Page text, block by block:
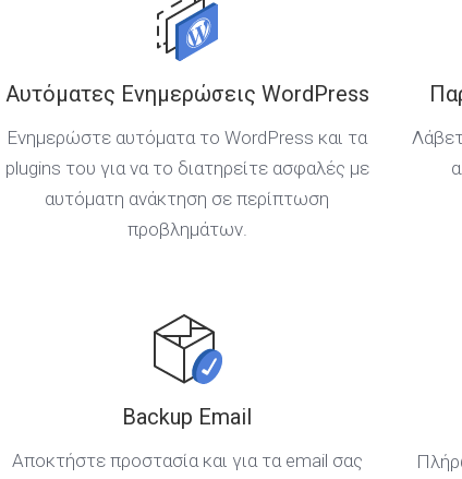
Αυτόματες Ενημερώσεις WordPress
Ενημερώστε αυτόματα το WordPress και τα
plugins του για να το διατηρείτε ασφαλές με
αυτόματη ανάκτηση σε περίπτωση
προβλημάτων.
Backup Email
Αποκτήστε προστασία και για τα email σας